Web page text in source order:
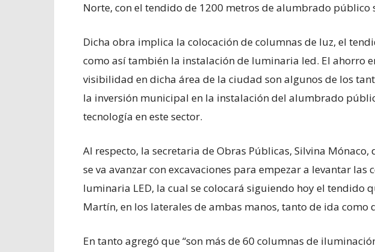
Norte, con el tendido de 1200 metros de alumbrado público
Dicha obra implica la colocación de columnas de luz, el
como así también la instalación de luminaria led. El ahorro
visibilidad en dicha área de la ciudad son algunos de los
la inversión municipal en la instalación del alumbrado
tecnología en este sector.
Al respecto, la secretaria de Obras Públicas, Silvina Mónaco,
se va avanzar con excavaciones para empezar a levantar
luminaria LED, la cual se colocará siguiendo hoy el tendido
Martín, en los laterales de ambas manos, tanto de ida como
En tanto agregó que “son más de 60 columnas de